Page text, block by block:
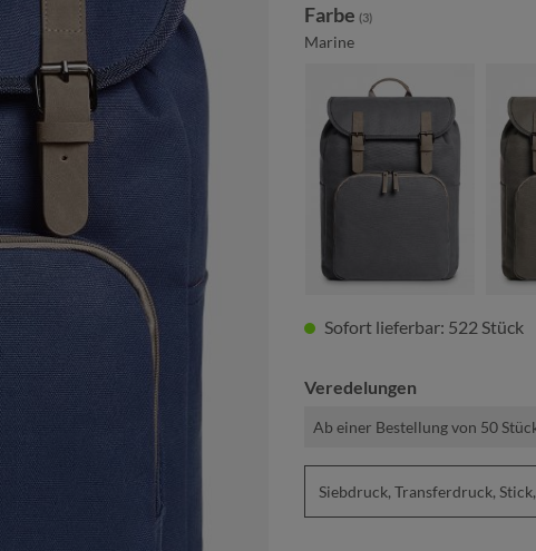
Farbeauswählen
(3)
Marine
anthrazit
Sofort lieferbar: 522 Stück
Veredelungen
Ab einer Bestellung von 50
Siebdruck, Transferdruck,